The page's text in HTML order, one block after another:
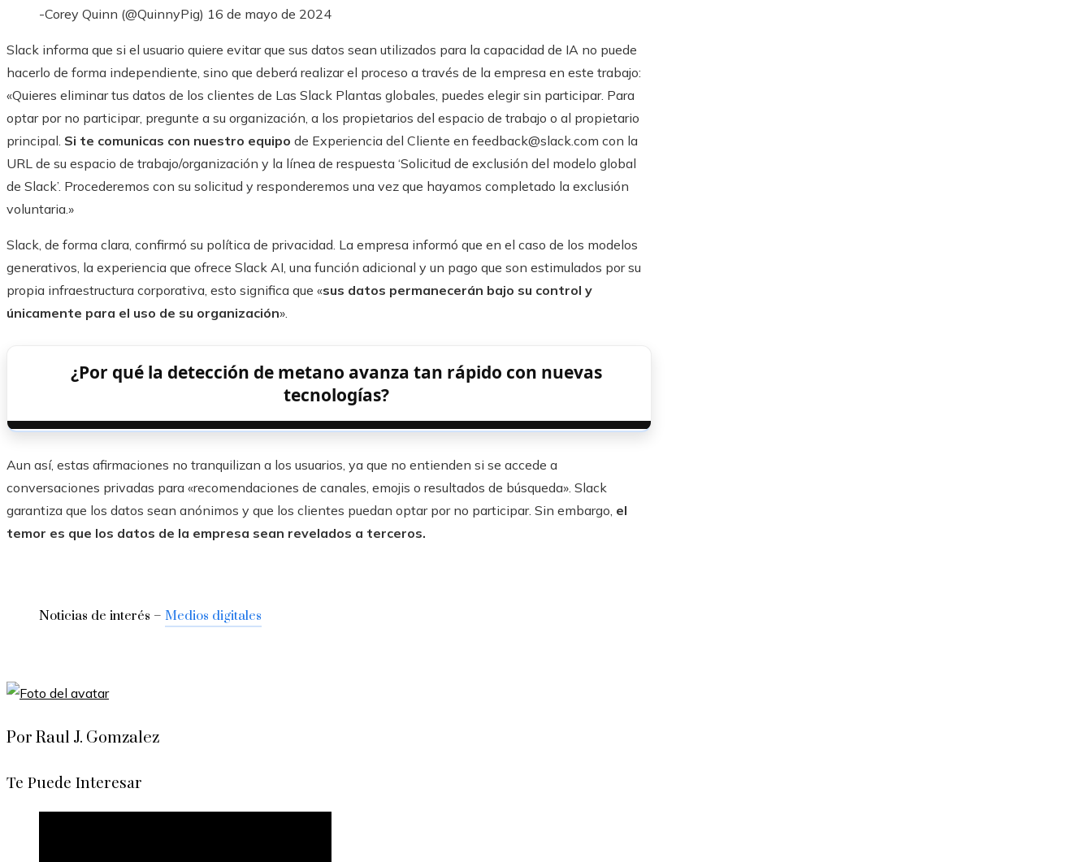
-Corey Quinn (@QuinnyPig) 16 de mayo de 2024
Slack informa que si el usuario quiere evitar que sus datos sean utilizados para la capacidad de IA no puede
hacerlo de forma independiente, sino que deberá realizar el proceso a través de la empresa en este trabajo:
«Quieres eliminar tus datos de los clientes de Las Slack Plantas globales, puedes elegir sin participar. Para
optar por no participar, pregunte a su organización, a los propietarios del espacio de trabajo o al propietario
principal. Si te comunicas con nuestro equipo de Experiencia del Cliente en feedback@slack.com con la
URL de su espacio de trabajo/organización y la línea de respuesta ‘Solicitud de exclusión del modelo global
de Slack’. Procederemos con su solicitud y responderemos una vez que hayamos completado la exclusión
voluntaria.»
Slack, de forma clara, confirmó su política de privacidad. La empresa informó que en el caso de los modelos
generativos, la experiencia que ofrece Slack AI, una función adicional y un pago que son estimulados por su
propia infraestructura corporativa, esto significa que «sus datos permanecerán bajo su control y
únicamente para el uso de su organización».
¿Por qué la detección de metano avanza tan rápido con nuevas
tecnologías?
Aun así, estas afirmaciones no tranquilizan a los usuarios, ya que no entienden si se accede a
conversaciones privadas para «recomendaciones de canales, emojis o resultados de búsqueda». Slack
garantiza que los datos sean anónimos y que los clientes puedan optar por no participar. Sin embargo, el
temor es que los datos de la empresa sean revelados a terceros.
Noticias de interés – Medios digitales
Por Raul J. Gomzalez
Te Puede Interesar